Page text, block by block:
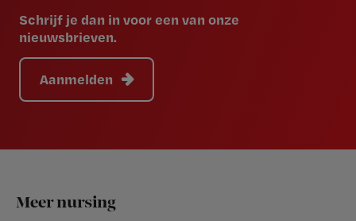
Schrijf je dan in voor een van onze
nieuwsbrieven.
Aanmelden
Footer
Meer nursing